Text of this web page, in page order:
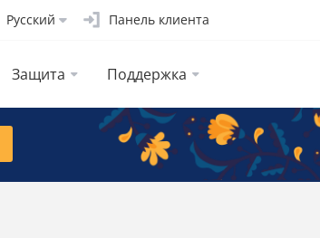
Русcкий Панель клиента
Защита Поддержка